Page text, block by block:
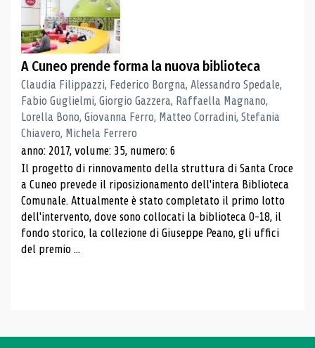
A Cuneo prende forma la nuova biblioteca
Claudia Filippazzi, Federico Borgna, Alessandro Spedale,
Fabio Guglielmi, Giorgio Gazzera, Raffaella Magnano,
Lorella Bono, Giovanna Ferro, Matteo Corradini, Stefania
Chiavero, Michela Ferrero
anno: 2017, volume: 35, numero: 6
Il progetto di rinnovamento della struttura di Santa Croce
a Cuneo prevede il riposizionamento dell'intera Biblioteca
Comunale. Attualmente è stato completato il primo lotto
dell'intervento, dove sono collocati la biblioteca 0-18, il
fondo storico, la collezione di Giuseppe Peano, gli uffici
del premio ...